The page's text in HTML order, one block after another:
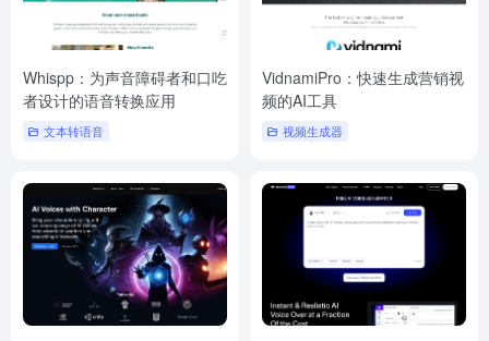
Whispp：为声音障碍者和口吃
者设计的语音转换应用
文本转语音
VidnamiPro：快速生成营销视
频的AI工具
视频生成器